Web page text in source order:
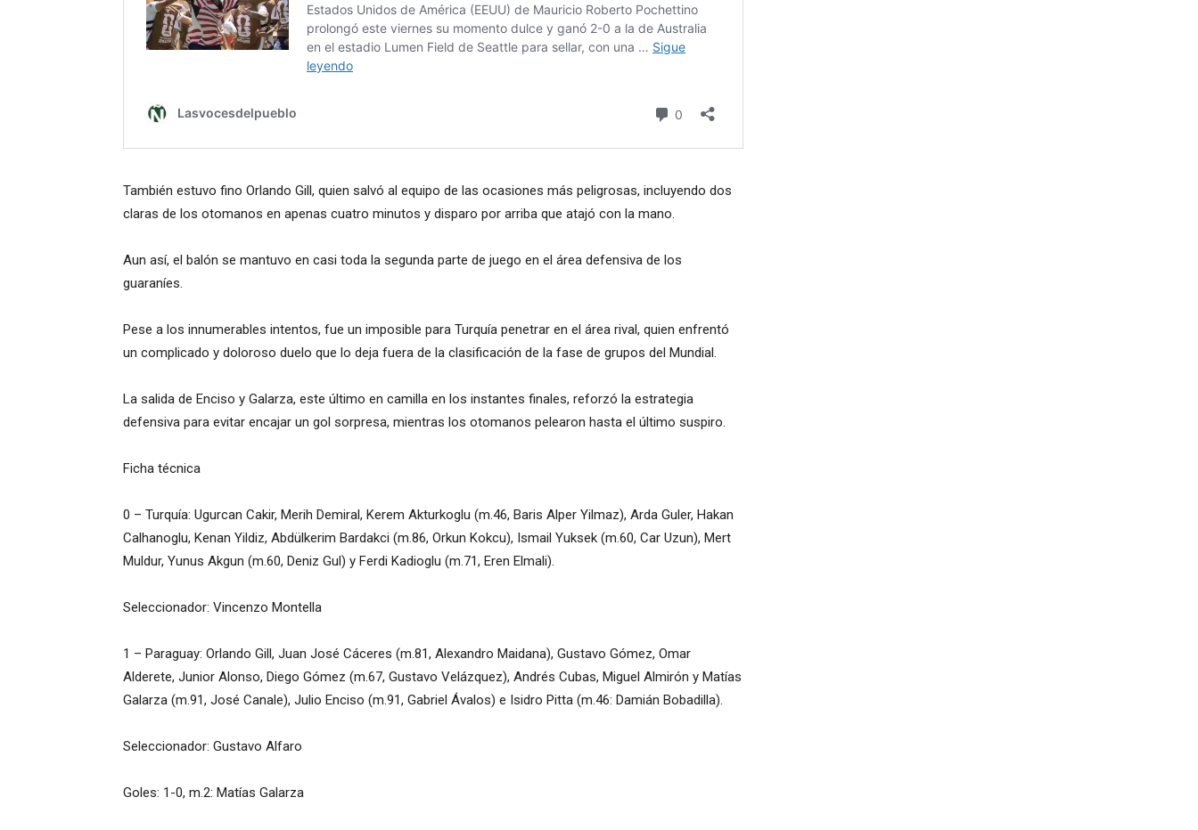
También estuvo fino Orlando Gill, quien salvó al equipo de las ocasiones más peligrosas, incluyendo dos
claras de los otomanos en apenas cuatro minutos y disparo por arriba que atajó con la mano.
Aun así, el balón se mantuvo en casi toda la segunda parte de juego en el área defensiva de los
guaraníes.
Pese a los innumerables intentos, fue un imposible para Turquía penetrar en el área rival, quien enfrentó
un complicado y doloroso duelo que lo deja fuera de la clasificación de la fase de grupos del Mundial.
La salida de Enciso y Galarza, este último en camilla en los instantes finales, reforzó la estrategia
defensiva para evitar encajar un gol sorpresa, mientras los otomanos pelearon hasta el último suspiro.
Ficha técnica
0 – Turquía: Ugurcan Cakir, Merih Demiral, Kerem Akturkoglu (m.46, Baris Alper Yilmaz), Arda Guler, Hakan
Calhanoglu, Kenan Yildiz, Abdülkerim Bardakci (m.86, Orkun Kokcu), Ismail Yuksek (m.60, Car Uzun), Mert
Muldur, Yunus Akgun (m.60, Deniz Gul) y Ferdi Kadioglu (m.71, Eren Elmali).
Seleccionador: Vincenzo Montella
1 – Paraguay: Orlando Gill, Juan José Cáceres (m.81, Alexandro Maidana), Gustavo Gómez, Omar
Alderete, Junior Alonso, Diego Gómez (m.67, Gustavo Velázquez), Andrés Cubas, Miguel Almirón y Matías
Galarza (m.91, José Canale), Julio Enciso (m.91, Gabriel Ávalos) e Isidro Pitta (m.46: Damián Bobadilla).
Seleccionador: Gustavo Alfaro
Goles: 1-0, m.2: Matías Galarza